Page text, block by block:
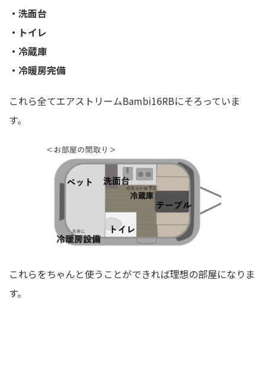
・洗面台
・トイレ
・冷蔵庫
・冷暖房完備
これら全てエアストリームBambi16RBにそろっていま
す。
これらをちゃんと使うことができれば理想の部屋になりま
す。